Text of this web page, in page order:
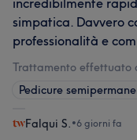
incredibilmente
simpatica. Davvero
professionalità e
Trattamento effettuato
Pedicure
Falqui S. •6 giorni fa